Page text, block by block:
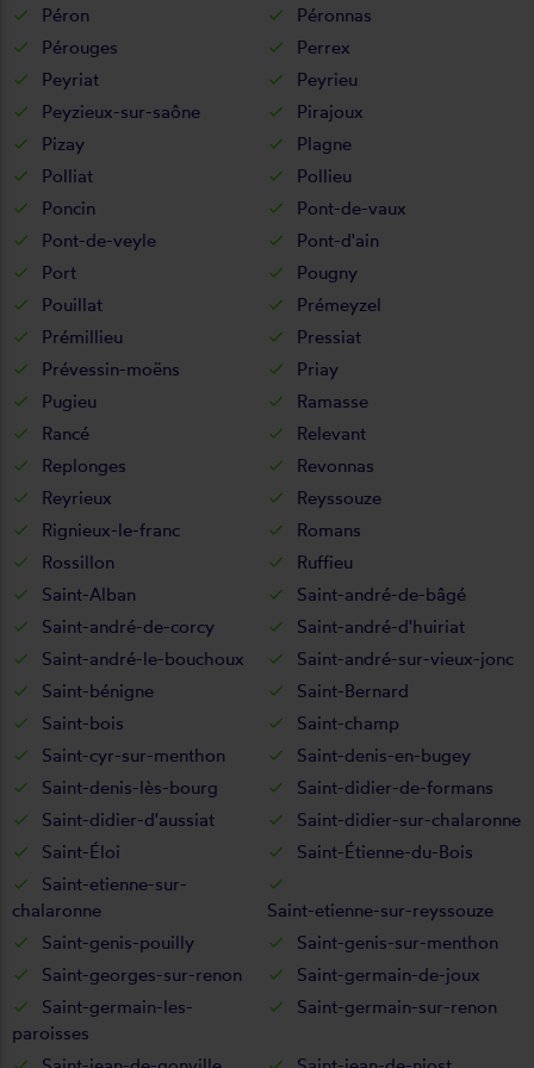
Péron
Péronnas
Pérouges
Perrex
Peyriat
Peyrieu
Peyzieux-sur-saône
Pirajoux
Pizay
Plagne
Polliat
Pollieu
Poncin
Pont-de-vaux
Pont-de-veyle
Pont-d'ain
Port
Pougny
Pouillat
Prémeyzel
Prémillieu
Pressiat
Prévessin-moëns
Priay
Pugieu
Ramasse
Rancé
Relevant
Replonges
Revonnas
Reyrieux
Reyssouze
Rignieux-le-franc
Romans
Rossillon
Ruffieu
Saint-Alban
Saint-andré-de-bâgé
Saint-andré-de-corcy
Saint-andré-d'huiriat
Saint-andré-le-bouchoux
Saint-andré-sur-vieux-jonc
Saint-bénigne
Saint-Bernard
Saint-bois
Saint-champ
Saint-cyr-sur-menthon
Saint-denis-en-bugey
Saint-denis-lès-bourg
Saint-didier-de-formans
Saint-didier-d'aussiat
Saint-didier-sur-chalaronne
Saint-Éloi
Saint-Étienne-du-Bois
Saint-etienne-sur-
chalaronne
Saint-etienne-sur-reyssouze
Saint-genis-pouilly
Saint-genis-sur-menthon
Saint-georges-sur-renon
Saint-germain-de-joux
Saint-germain-les-
paroisses
Saint-germain-sur-renon